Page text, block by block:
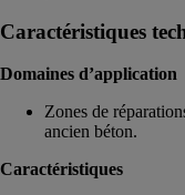
Caractéristiques
Domaines d’application
Zones de
ancien béton.
Caractéristiques